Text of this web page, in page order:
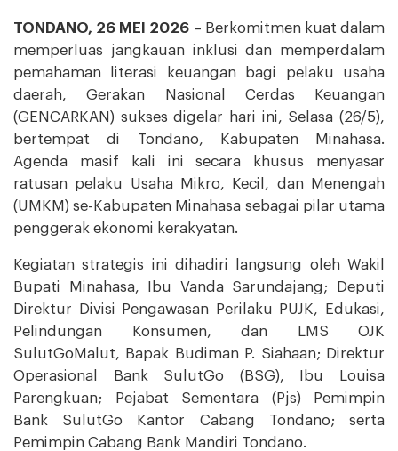
TONDANO, 26 MEI 2026 – Berkomitmen kuat dalam
memperluas jangkauan inklusi dan memperdalam
pemahaman literasi keuangan bagi pelaku usaha
daerah, Gerakan Nasional Cerdas Keuangan
(GENCARKAN) sukses digelar hari ini, Selasa (26/5),
bertempat di Tondano, Kabupaten Minahasa.
Agenda masif kali ini secara khusus menyasar
ratusan pelaku Usaha Mikro, Kecil, dan Menengah
(UMKM) se-Kabupaten Minahasa sebagai pilar utama
penggerak ekonomi kerakyatan.
Kegiatan strategis ini dihadiri langsung oleh Wakil
Bupati Minahasa, Ibu Vanda Sarundajang; Deputi
Direktur Divisi Pengawasan Perilaku PUJK, Edukasi,
Pelindungan Konsumen, dan LMS OJK
SulutGoMalut, Bapak Budiman P. Siahaan; Direktur
Operasional Bank SulutGo (BSG), Ibu Louisa
Parengkuan; Pejabat Sementara (Pjs) Pemimpin
Bank SulutGo Kantor Cabang Tondano; serta
Pemimpin Cabang Bank Mandiri Tondano.